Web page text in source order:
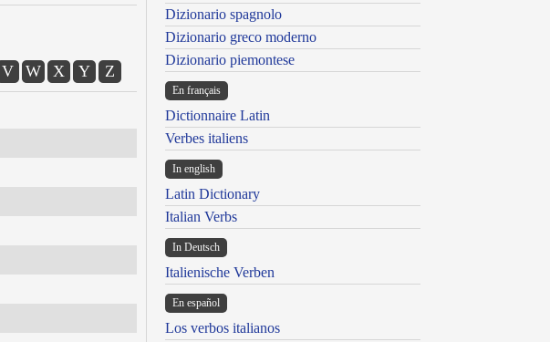
V W X Y Z
Dizionario spagnolo
Dizionario greco moderno
Dizionario piemontese
En français
Dictionnaire Latin
Verbes italiens
In english
Latin Dictionary
Italian Verbs
In Deutsch
Italienische Verben
En español
Los verbos italianos